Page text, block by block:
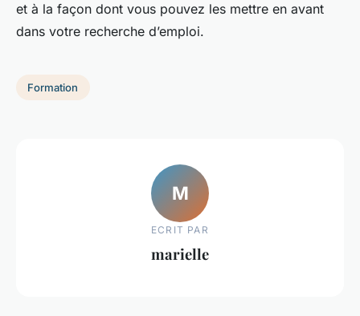
et à la façon dont vous pouvez les mettre en avant
dans votre recherche d’emploi.
Formation
M
ECRIT PAR
marielle